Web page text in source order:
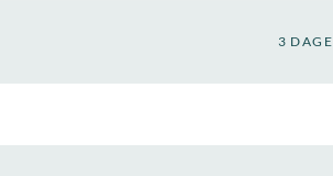
3 DAGE